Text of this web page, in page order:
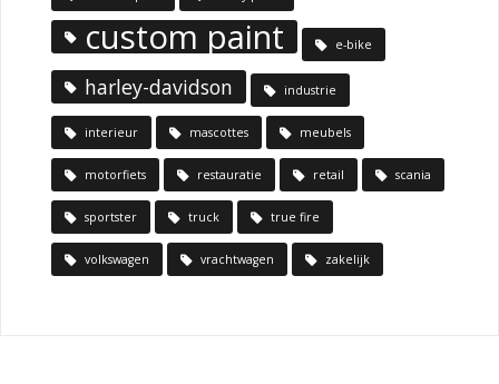
custom paint e-bike
harley-davidson industrie
interieur mascottes meubels
motorfiets restauratie retail scania
sportster truck true fire
volkswagen vrachtwagen zakelijk